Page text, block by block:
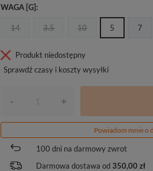
WAGA [G]
14 3.5 10 5 7
Produkt niedostępny
Sprawdź czasy i koszty wysyłki
- +
Powiadom mnie o
100 dni na darmowy zwrot
Darmowa dostawa od 350,00 zł